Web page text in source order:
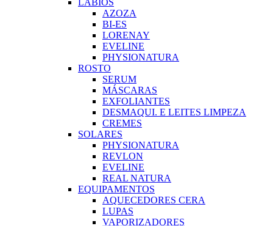
AZOZA
BI-ES
LORENAY
EVELINE
PHYSIONATURA
ROSTO
SERUM
MÁSCARAS
EXFOLIANTES
DESMAQUI. E LEITES LIMPEZA
CREMES
SOLARES
PHYSIONATURA
REVLON
EVELINE
REAL NATURA
EQUIPAMENTOS
AQUECEDORES CERA
LUPAS
VAPORIZADORES